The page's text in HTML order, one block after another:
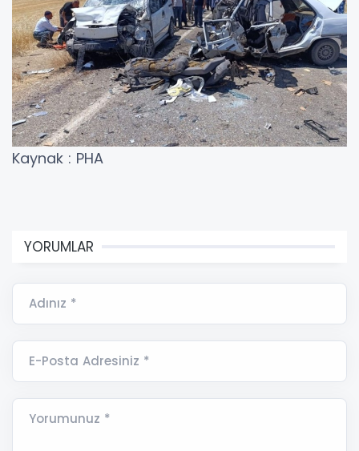
Kaynak : PHA
YORUMLAR
Adınız *
E-Posta Adresiniz *
Yorumunuz *